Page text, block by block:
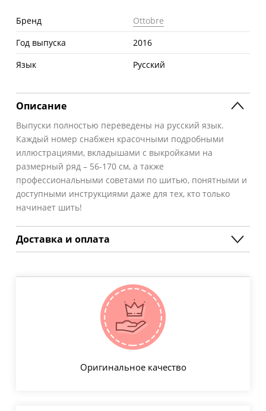
Бренд
Ottobre
Год выпуска
2016
Язык
Русский
Описание
Выпуски полностью переведены на русский язык.
Каждый номер снабжен красочными подробными
иллюстрациями, вкладышами с выкройками на
размерный ряд – 56-170 см, а также
профессиональными советами по шитью, понятными и
доступными инструкциями даже для тех, кто только
начинает шить!
Доставка и оплата
Оригинальное качество